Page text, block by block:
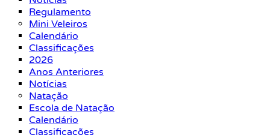
Regulamento
Mini Veleiros
Calendário
Classificações
2026
Anos Anteriores
Notícias
Natação
Escola de Natação
Calendário
Classificações